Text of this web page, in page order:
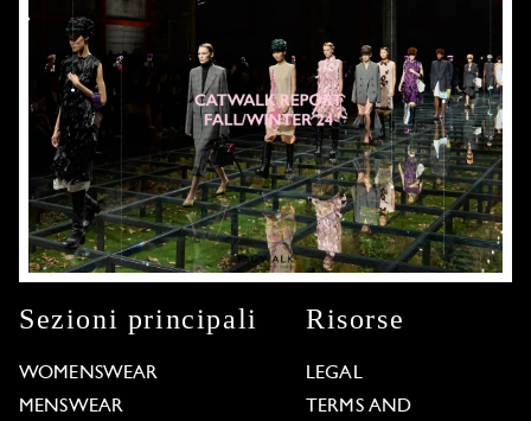
Sezioni principali
WOMENSWEAR
MENSWEAR
Risorse
LEGAL
TERMS AND